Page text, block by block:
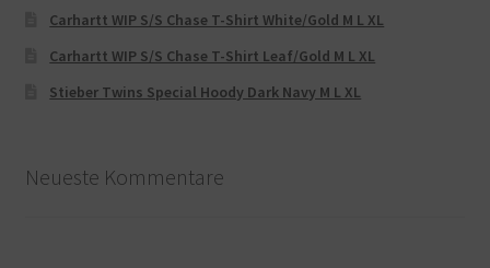
Carhartt WIP S/S Chase T-Shirt White/Gold M L XL
Carhartt WIP S/S Chase T-Shirt Leaf/Gold M L XL
Stieber Twins Special Hoody Dark Navy M L XL
Neueste Kommentare